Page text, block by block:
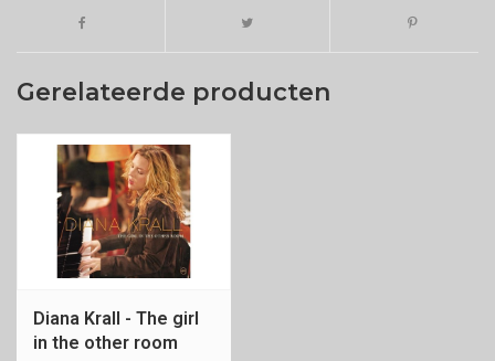
Gerelateerde producten
Diana Krall - The girl
in the other room